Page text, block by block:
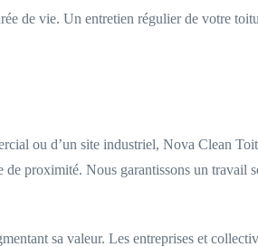
de vie. Un entretien régulier de votre
ou d’un site industriel, Nova Clean
proximité. Nous garantissons un travail
sa valeur. Les entreprises et